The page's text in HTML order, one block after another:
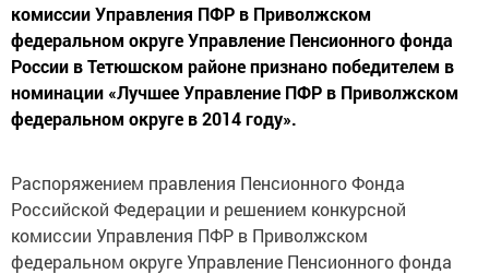
комиссии Управления ПФР в Приволжском
федеральном округе Управление Пенсионного фонда
России в Тетюшском районе признано победителем в
номинации «Лучшее Управление ПФР в Приволжском
федеральном округе в 2014 году».
Распоряжением правления Пенсионного Фонда
Российской Федерации и решением конкурсной
комиссии Управления ПФР в Приволжском
федеральном округе Управление Пенсионного фонда